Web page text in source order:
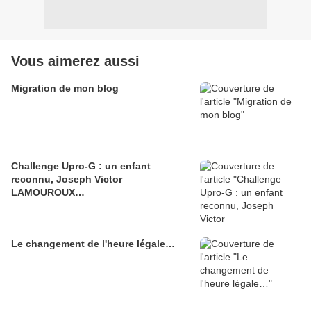
Vous aimerez aussi
Migration de mon blog
Challenge Upro-G : un enfant
reconnu, Joseph Victor
LAMOUROUX…
Le changement de l'heure légale…